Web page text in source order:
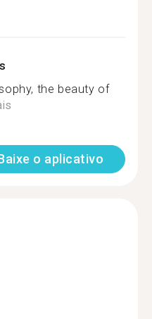
the beauty of
o aplicativo